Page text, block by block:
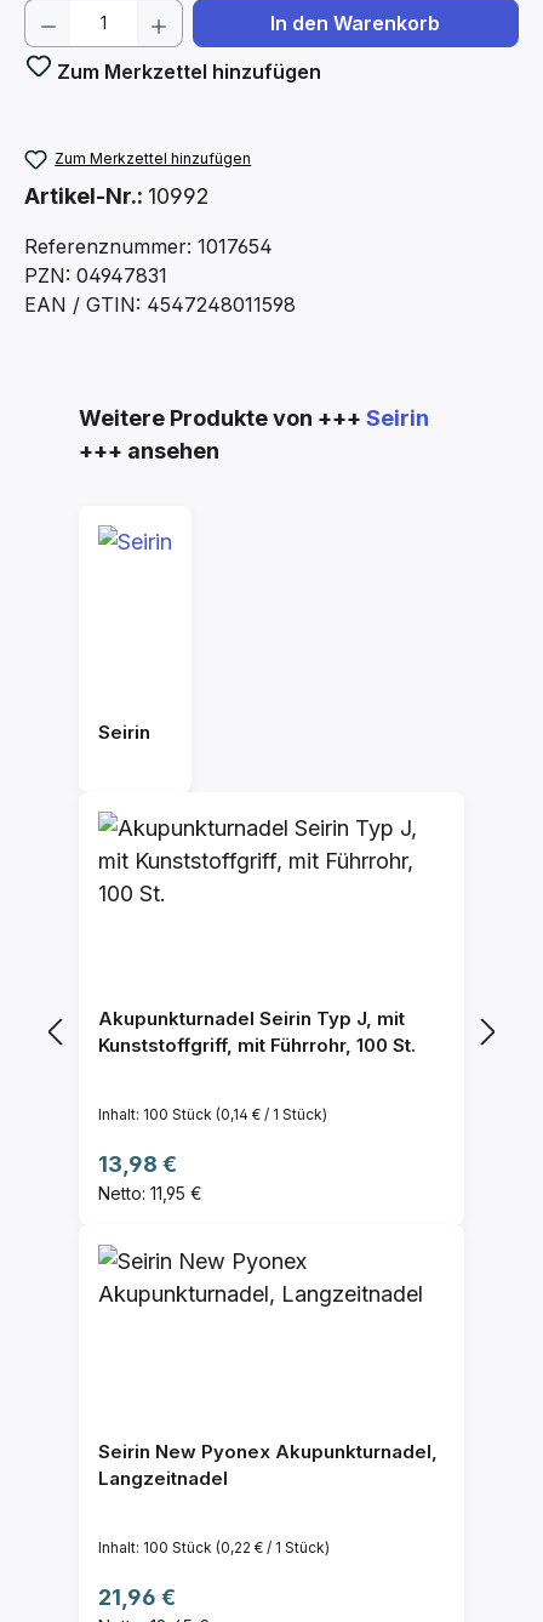
Produkt Anzahl: Gib den gewünschten
In den Warenkorb
Zum Merkzettel hinzufügen
Zum Merkzettel hinzufügen
Artikel-Nr.: 10992
Referenznummer: 1017654
PZN: 04947831
EAN / GTIN: 4547248011598
Produktgalerie überspringen
Weitere Produkte von +++ Seirin
+++ ansehen
Seirin
Akupunkturnadel Seirin Typ J, mit
Kunststoffgriff, mit Führrohr, 100 St.
Inhalt: 100 Stück (0,14 € / 1 Stück)
Regulärer Preis:
13,98 €
Netto: 11,95 €
Seirin New Pyonex Akupunkturnadel,
Langzeitnadel
Inhalt: 100 Stück (0,22 € / 1 Stück)
Regulärer Preis:
21,96 €